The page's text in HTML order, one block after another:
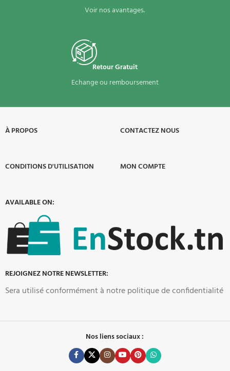
Voir nos avantages.
Retour Gratuit
Echange ou remboursement
À PROPOS​
CONDITIONS D'UTILISATION
CONTACTEZ NOUS
MON COMPTE
AVAILABLE ON:
REJOIGNEZ NOTRE NEWSLETTER:
Sera utilisé conformément à notre politique de confidentialité
Nos liens sociaux :